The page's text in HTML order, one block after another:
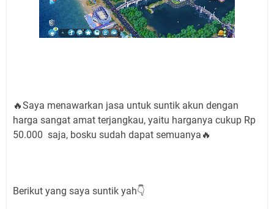
🔥Saya menawarkan jasa untuk suntik akun dengan
harga sangat amat terjangkau, yaitu harganya cukup Rp
50.000 saja, bosku sudah dapat semuanya🔥
Berikut yang saya suntik yah👇